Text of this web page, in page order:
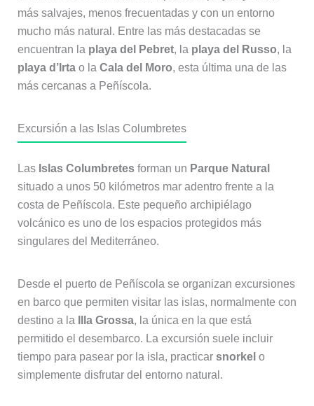
más salvajes, menos frecuentadas y con un entorno
mucho más natural. Entre las más destacadas se
encuentran la playa del Pebret, la playa del Russo, la
playa d’Irtao la Cala del Moro, esta última una de las
más cercanas a Peñíscola.
Excursión a las Islas Columbretes
Las Islas Columbretesforman un Parque Natural
situado a unos 50 kilómetros mar adentro frente a la
costa de Peñíscola. Este pequeño archipiélago
volcánico es uno de los espacios protegidos más
singulares del Mediterráneo.
Desde el puerto de Peñíscola se organizan excursiones
en barco que permiten visitar las islas, normalmente con
destino a la
Illa Grossa, la única en la que está
permitido el desembarco. La excursión suele incluir
tiempo para pasear por la isla, practicar snorkel o
simplemente disfrutar del entorno natural.